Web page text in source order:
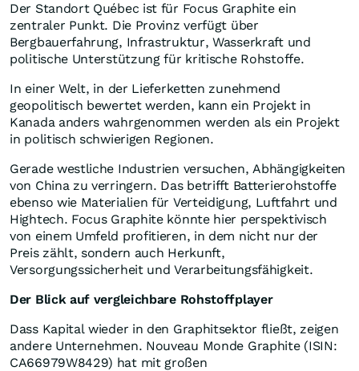
Der Standort Québec ist für Focus Graphite ein
zentraler Punkt. Die Provinz verfügt über
Bergbauerfahrung, Infrastruktur, Wasserkraft und
politische Unterstützung für kritische Rohstoffe.
In einer Welt, in der Lieferketten zunehmend
geopolitisch bewertet werden, kann ein Projekt in
Kanada anders wahrgenommen werden als ein Projekt
in politisch schwierigen Regionen.
Gerade westliche Industrien versuchen, Abhängigkeiten
von China zu verringern. Das betrifft Batterierohstoffe
ebenso wie Materialien für Verteidigung, Luftfahrt und
Hightech. Focus Graphite könnte hier perspektivisch
von einem Umfeld profitieren, in dem nicht nur der
Preis zählt, sondern auch Herkunft,
Versorgungssicherheit und Verarbeitungsfähigkeit.
Der Blick auf vergleichbare Rohstoffplayer
Dass Kapital wieder in den Graphitsektor fließt, zeigen
andere Unternehmen. Nouveau Monde Graphite (ISIN:
CA66979W8429) hat mit großen